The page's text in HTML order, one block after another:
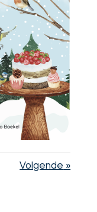
Volgende »